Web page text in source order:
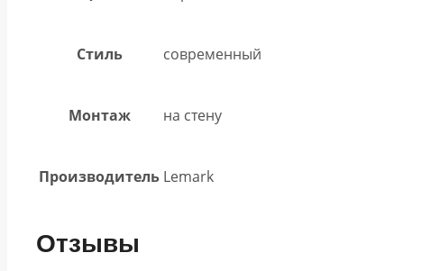
Стиль современный
Монтаж на стену
Производитель Lemark
Отзывы